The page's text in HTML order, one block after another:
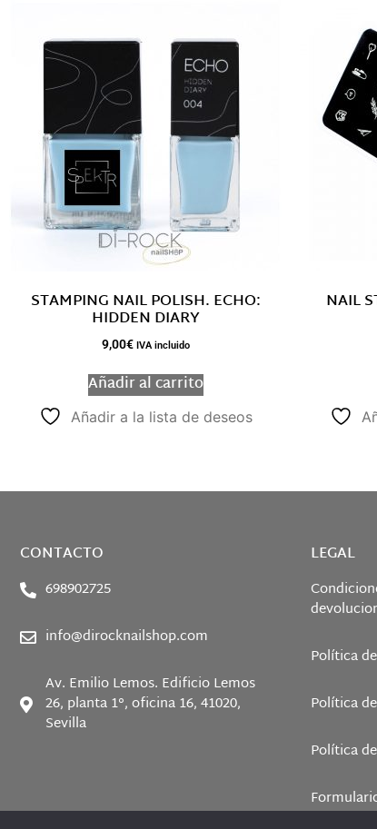
STAMPING NAIL POLISH. ECHO:
HIDDEN DIARY
9,00€ IVA incluido
Añadir al carrito
Añadir a la lista de deseos
NAIL
CONTACTO
698902725
info@dirocknailshop.com
Av. Emilio Lemos. Edificio Lemos
26, planta 1°, oficina 16, 41020,
Sevilla
LEGAL
Política
Política
Política